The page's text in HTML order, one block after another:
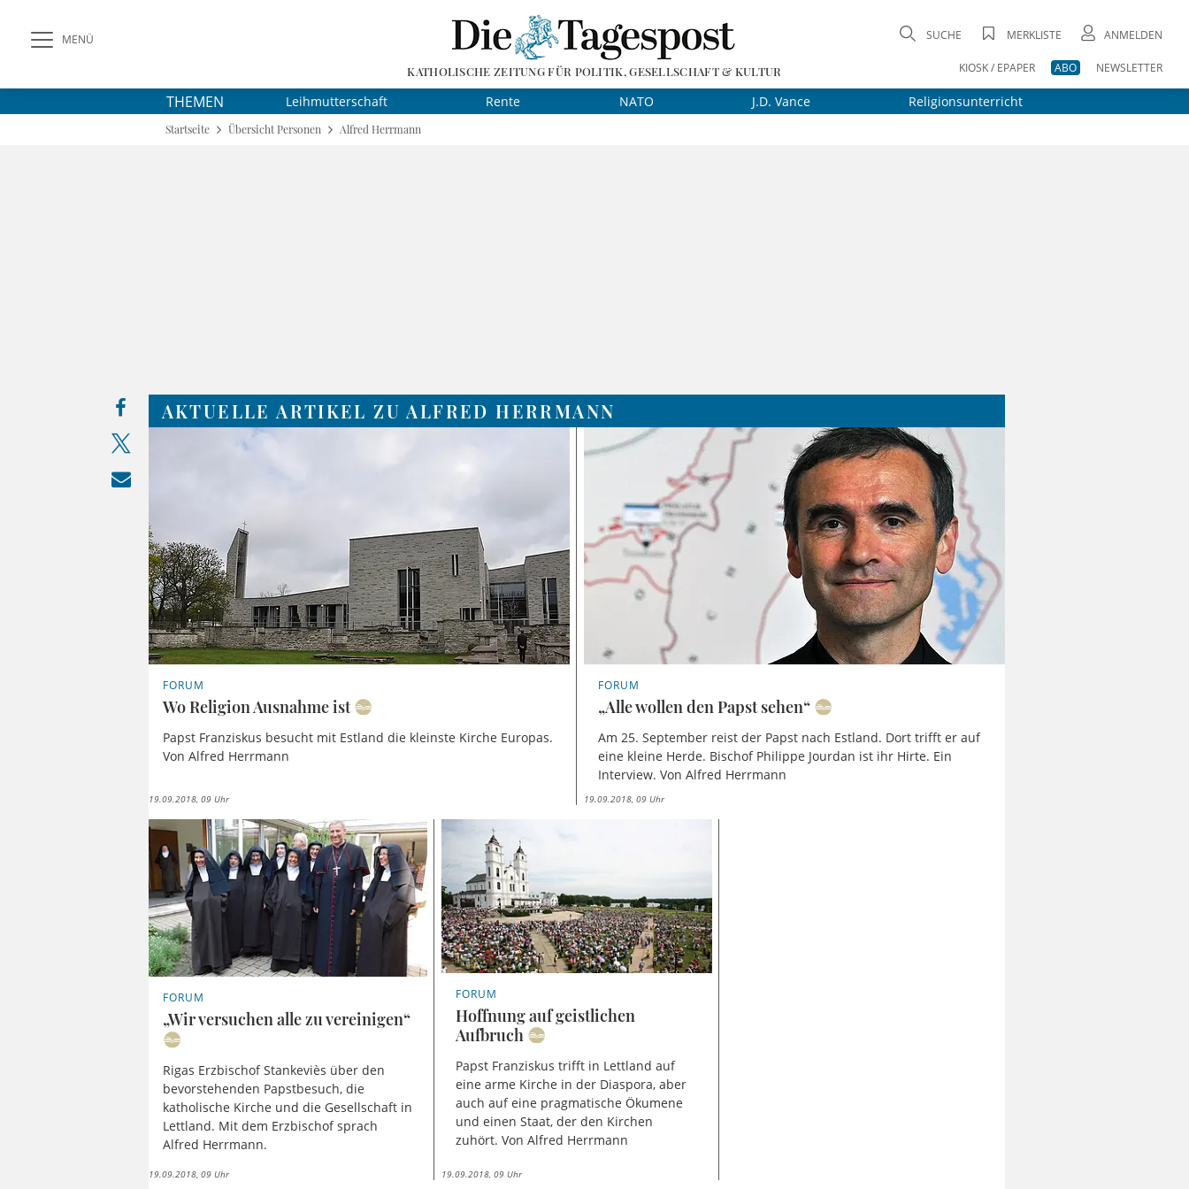
MENÜ
KATHOLISCHE ZEITUNG FÜR POLITIK, GESELLSCHAFT & KULTUR
SUCHE MERKLISTE ANMELDEN
KIOSK / EPAPER ABO NEWSLETTER
THEMEN Leihmutterschaft Rente NATO J.D. Vance Religionsunterricht
Startseite Übersicht Personen Alfred Herrmann
AKTUELLE ARTIKEL ZU ALFRED HERRMANN
FORUM
Wo Religion Ausnahme ist
Papst Franziskus besucht mit Estland die kleinste Kirche Europas.
Von Alfred Herrmann
19.09.2018, 09 Uhr
FORUM
„Alle wollen den Papst sehen“
Am 25. September reist der Papst nach Estland. Dort trifft er auf
eine kleine Herde. Bischof Philippe Jourdan ist ihr Hirte. Ein
Interview. Von Alfred Herrmann
19.09.2018, 09 Uhr
FORUM
„Wir versuchen alle zu vereinigen“
Rigas Erzbischof Stankeviès über den
bevorstehenden Papstbesuch, die
katholische Kirche und die Gesellschaft in
Lettland. Mit dem Erzbischof sprach
Alfred Herrmann.
19.09.2018, 09 Uhr
FORUM
Hoffnung auf geistlichen
Aufbruch
Papst Franziskus trifft in Lettland auf
eine arme Kirche in der Diaspora, aber
auch auf eine pragmatische Ökumene
und einen Staat, der den Kirchen
zuhört. Von Alfred Herrmann
19.09.2018, 09 Uhr